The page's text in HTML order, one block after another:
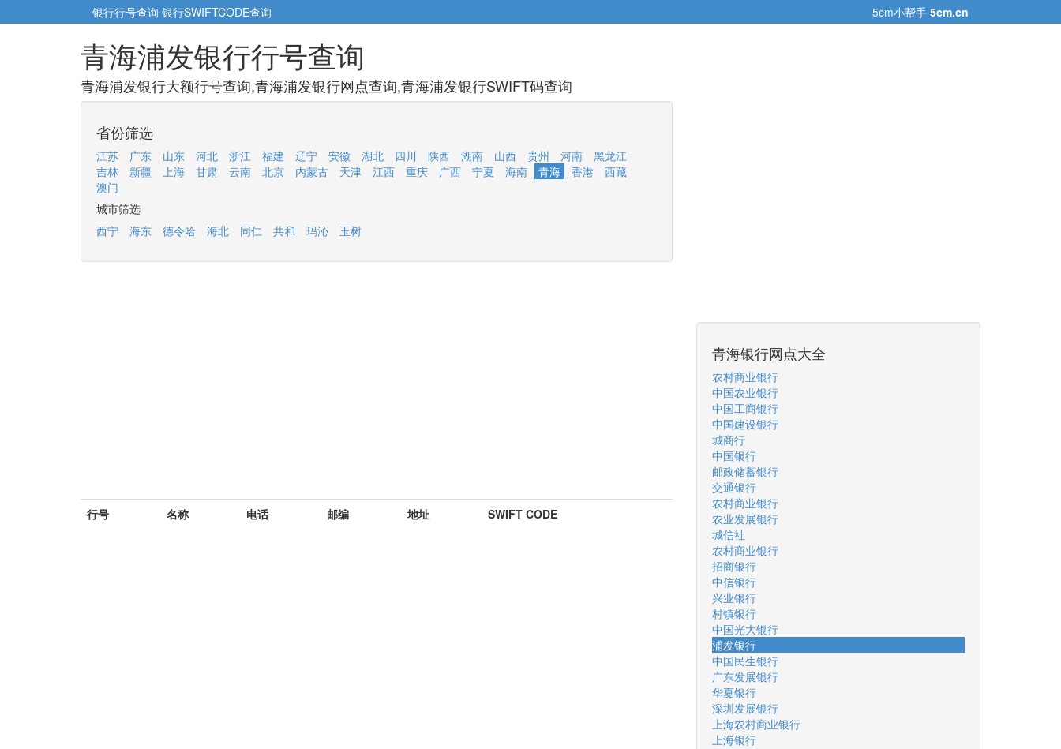
银行行号查询 银行SWIFTCODE查询 5cm小帮手 5cm.cn
青海浦发银行行号查询
青海浦发银行大额行号查询,青海浦发银行网点查询,青海浦发银行SWIFT码查询
省份筛选
江苏 广东 山东 河北 浙江 福建 辽宁 安徽 湖北 四川 陕西 湖南 山西 贵州 河南
黑龙江
吉林
新疆 上海 甘肃 云南 北京 内蒙古 天津 江西 重庆 广西 宁夏 海南 青海 香港
西藏
澳门
城市筛选
西宁
海东 德令哈 海北 同仁 共和 玛沁 玉树
行号 名称 电话 邮编 地址 SWIFT CODE
青海银行网点大全
农村商业银行
中国农业银行
中国工商银行
中国建设银行
城商行
中国银行
邮政储蓄银行
交通银行
农村商业银行
农业发展银行
城信社
农村商业银行
招商银行
中信银行
兴业银行
村镇银行
中国光大银行
浦发银行
中国民生银行
广东发展银行
华夏银行
深圳发展银行
上海农村商业银行
上海银行